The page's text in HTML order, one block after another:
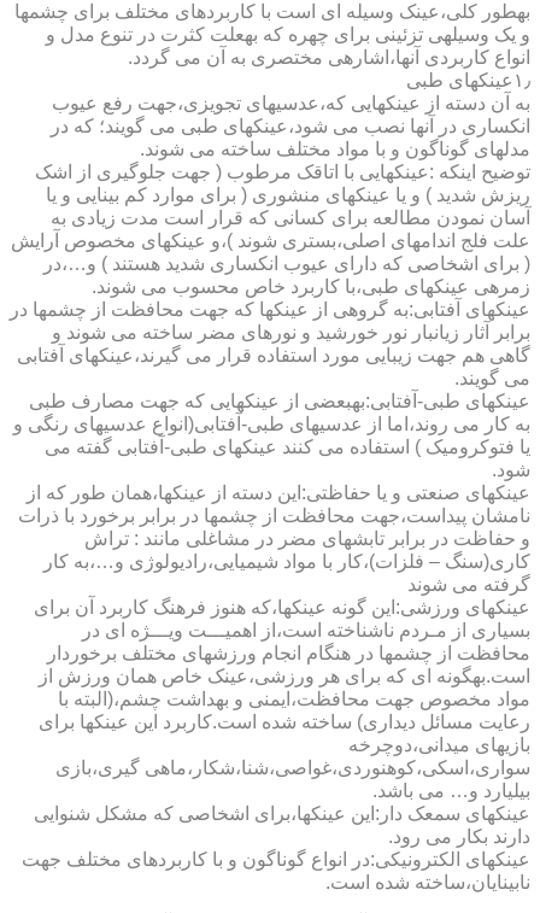
به­طور کلی،عینک وسیله ای است با کاربردهای مختلف برای چشمها
و یک وسیله­ی تزئینی برای چهره که به­علت کثرت در تنوع مدل و
انواع کاربردی آنها،اشاره­ی مختصری به آن می گردد.
۱٫عینکهای طبی
به آن دسته از عینکهایی که،عدسیهای تجویزی،جهت رفع عیوب
انکساری در آنها نصب می شود،عینکهای طبی می گویند؛ که در
مدلهای گوناگون و با مواد مختلف ساخته می شوند.
توضیح اینکه :عینکهایی با اتاقک مرطوب ( جهت جلوگیری از اشک
ریزش شدید ) و یا عینکهای منشوری ( برای موارد کم بینایی و یا
آسان نمودن مطالعه برای کسانی که قرار است مدت زیادی به
علت فلج اندامهای اصلی،بستری شوند )،و عینکهای مخصوص آرایش
( برای اشخاصی که دارای عیوب انکساری شدید هستند ) و…،در
زمره­ی عینکهای طبی،با کاربرد خاص محسوب می شوند.
عینکهای آفتابی:به گروهی از عینکها که جهت محافظت از چشمها در
برابر آثار زیانبار نور خورشید و نورهای مضر ساخته می شوند و
گاهی هم جهت زیبایی مورد استفاده قرار می گیرند،عینکهای آفتابی
می گویند.
عینکهای طبی-آفتابی:به­بعضی از عینکهایی که جهت مصارف طبی
به کار می روند،اما از عدسیهای طبی-آفتابی(انواع عدسیهای رنگی و
یا فتوکرومیک ) استفاده می کنند عینکهای طبی-آفتابی گفته می
شود.
عینکهای صنعتی و یا حفاظتی:این دسته از عینکها،همان طور که از
نامشان پیداست،جهت محافظت از چشمها در برابر برخورد با ذرات
و حفاظت در برابر تابشهای مضر در مشاغلی مانند : تراش
کاری(سنگ – فلزات)،کار با مواد شیمیایی،رادیولوژی و…،به کار
گرفته می شوند
عینکهای ورزشی:این گونه عینکها،که هنوز فرهنگ کاربرد آن برای
بسیاری از مـردم ناشناخته است،از اهمیـــت ویـــژه ای در
محافظت از چشمها در هنگام انجام ورزشهای مختلف برخوردار
است.به­گونه ای که برای هر ورزشی،عینک خاص همان ورزش از
مواد مخصوص جهت محافظت،ایمنی و بهداشت چشم،(البته با
رعایت مسائل دیداری) ساخته شده است.کاربرد این عینکها برای
بازیهای میدانی،دوچرخه
سواری،اسکی،کوهنوردی،غواصی،شنا،شکار،ماهی گیری،بازی
بیلیارد و… می باشد.
عینکهای سمعک دار:این عینکها،برای اشخاصی که مشکل شنوایی
دارند بکار می رود.
عینکهای الکترونیکی:در انواع گوناگون و با کاربردهای مختلف جهت
نابینایان،ساخته شده است.